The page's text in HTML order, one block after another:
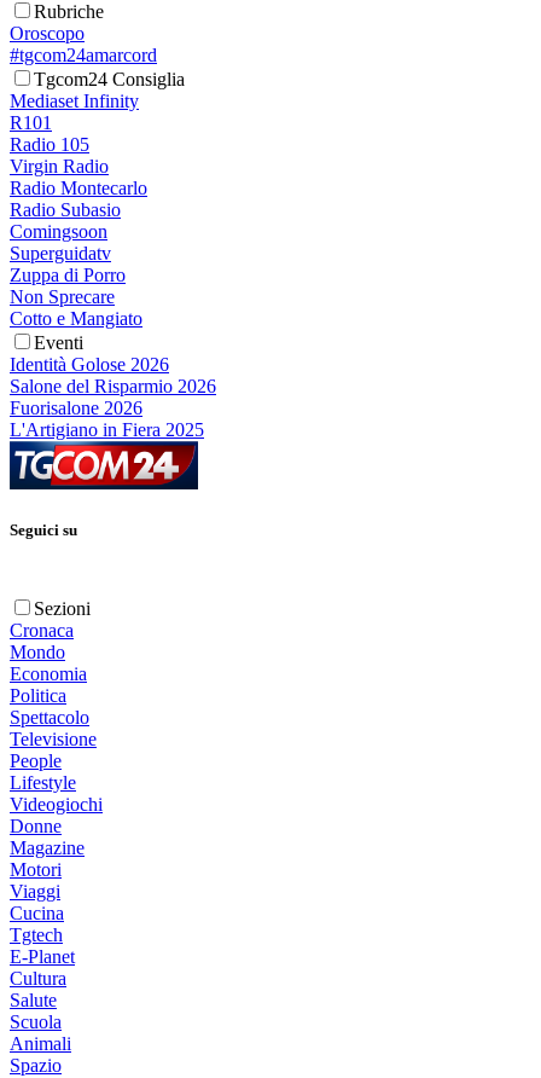
Rubriche
Oroscopo
#tgcom24amarcord
Tgcom24 Consiglia
Mediaset Infinity
R101
Radio 105
Virgin Radio
Radio Montecarlo
Radio Subasio
Comingsoon
Superguidatv
Zuppa di Porro
Non Sprecare
Cotto e Mangiato
Eventi
Identità Golose 2026
Salone del Risparmio 2026
Fuorisalone 2026
L'Artigiano in Fiera 2025
Seguici su
Sezioni
Cronaca
Mondo
Economia
Politica
Spettacolo
Televisione
People
Lifestyle
Videogiochi
Donne
Magazine
Motori
Viaggi
Cucina
Tgtech
E-Planet
Cultura
Salute
Scuola
Animali
Spazio